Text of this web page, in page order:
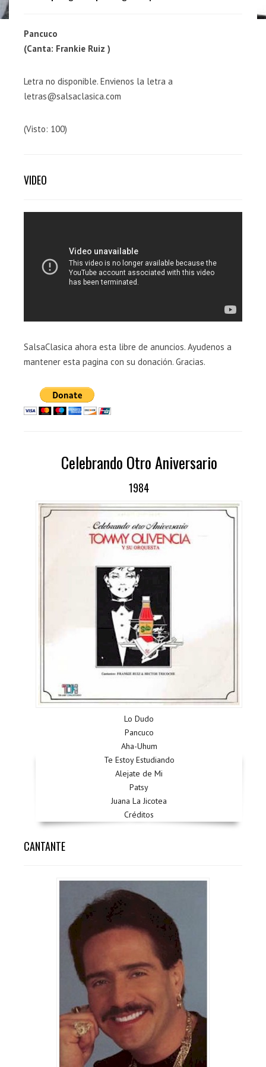
Pancuco
(Canta: Frankie Ruiz )
Letra no disponible. Envienos la letra a
letras@salsaclasica.com
(Visto: 100)
VIDEO
SalsaClasica ahora esta libre de anuncios. Ayudenos a
mantener esta pagina con su donación. Gracias.
Celebrando Otro Aniversario
1984
Lo Dudo
Pancuco
Aha-Uhum
Te Estoy Estudiando
Alejate de Mi
Patsy
Juana La Jicotea
Créditos
CANTANTE